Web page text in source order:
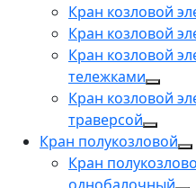
Кран козловой
Кран козловой
Кран козловой
тележками
Кран козловой
траверсой
Кран полукозловой
Кран